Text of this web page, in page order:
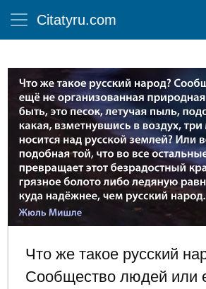
Citatyru.com
Что же такое русский
Сообщество людей или